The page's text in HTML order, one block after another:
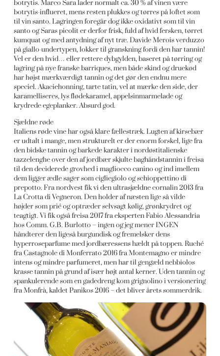
botrytis. Marco Sara lader normalt ca. 30 % af vinen være
botrytis-influeret, mens resten plukkes og tørres på loftet som
til vin santo. Lagringen foregår dog ikke oxidativt som til vin
santo og Saras picolit er derfor frisk, fuld af hvid fersken, tørret
kumquat og med antydning af nyt træ. Davide Merois verduzzo
på giallo-undertypen, lokker til granskning fordi den har tannin!
Vel er den hvid… eller rettere dybgylden, baseret på tørring og
lagring på nye franske barriques, men både skind og druekød
har højst mærkværdigt tannin og det gør den endnu mere
speciel. Akaciehonning, tarte tatin, vel at mærke den side, der
karamelliseres, lys flødekaramel, appelsinmarmelade og
krydrede egeplanker. Absurd god.
Sjældne røde
Italiens røde vine har også klare fællestræk. Lugten af kirsebær
er udtalt i mange, men strukturelt er der enorm forskel, lige fra
den bidske tannin og barkede karakter i nordøstitalienske
tazzelenghe over den af jordbær skjulte baghåndstannin i freisa
til den deciderede grovhed i magliocco canino og ind imellem
dem ligger ædle sager som cigliegiolo og schioppettino di
prepotto. Fra nordvest fik vi den ultrasjældne cornalin 2013 fra
La Crotta di Vegneron. Den holder af næsten lige så vilde
højder som prié og optræder selvsagt kølig, grønkrydret og
teagtigt. Vi fik også freisa 2017 fra eksperten Fabio Alessandria
hos Comm. G.B. Burlotto – ingen og jeg mener INGEN
håndterer den ligeså burgundisk og fremelsker dens
hyperroseparfume med jordbæressens hældt på toppen. Ruché
fra Castagnole di Monferrato 2016 fra Montemagno er mindre
intens og mindre parfumeret, men har til gengæld nebbiolos
krasse tannin på grund af især højt antal kerner. Uden tannin og
spankulerende som en gadedreng kom grignolino i versionering
fra Monfrà, kaldet Panikos 2016 – det bliver årets sommerdrik.